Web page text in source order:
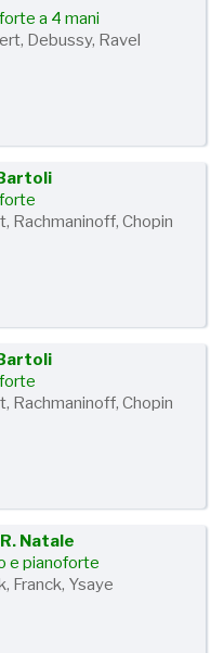
a 4 mani
Debussy, Ravel
Rachmaninoff, Chopin
Rachmaninoff, Chopin
Natale
e pianoforte
Franck, Ysaye